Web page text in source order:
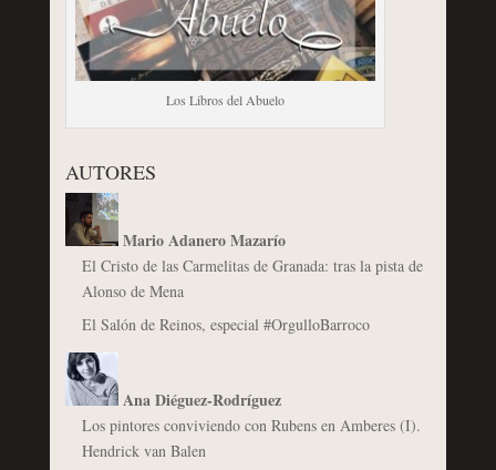
Los Libros del Abuelo
AUTORES
Mario Adanero Mazarío
El Cristo de las Carmelitas de Granada: tras la pista de
Alonso de Mena
El Salón de Reinos, especial #OrgulloBarroco
Ana Diéguez-Rodríguez
Los pintores conviviendo con Rubens en Amberes (I).
Hendrick van Balen